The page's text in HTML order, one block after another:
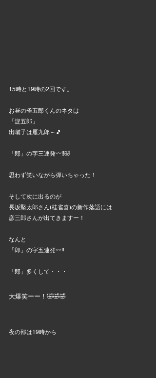
15時と19時の2回です。
お昼の雀五郎くんのネタは
「淀五郎」
出囃子は雁九郎～🎵
「郎」の字三連発〰️‼️🤣
思わず笑いながら弾いちゃった！
そして次に出るのが
長坂堅太郎さん(桂雀喜)の新作落語には
彦三郎さんが出てきますー！
なんと
「郎」の字五連発〰️‼️
「郎」多くして・・・
大爆笑ーー！🤣🤣🤣
夜の部は19時から